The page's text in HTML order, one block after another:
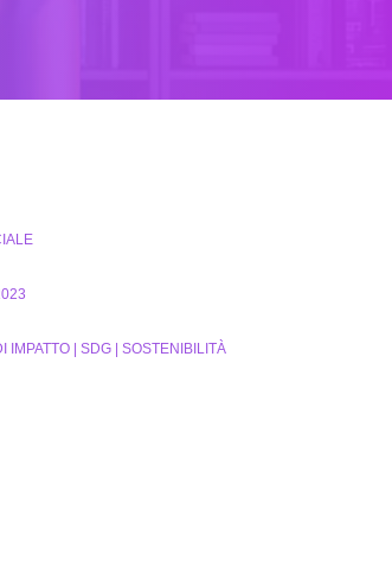
IMPATTO | SDG | SOSTENIBILITÀ